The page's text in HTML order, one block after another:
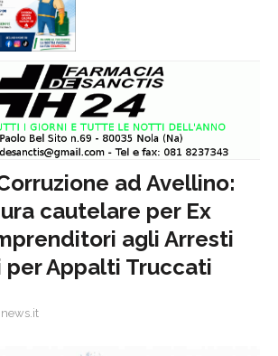
ad Avellino:
cautelare per Ex
agli Arresti
per Appalti Truccati